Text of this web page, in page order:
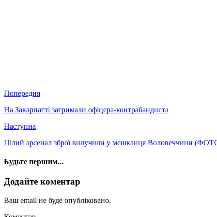
Попередня
На Закарпатті затримали офіцера-контрабандиста
Наступна
Цілий арсенал зброї вилучили у мешканця Воловеччини
Будьте першим...
Додайте коментар
Ваш email не буде опубліковано.